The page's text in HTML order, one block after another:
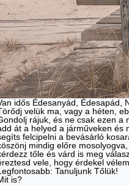
idős Édesanyád, Édesapád,
velük ma, vagy a héten,
rájuk, és ne csak ezen a
át a helyed a járműveken és
felcipelni a bevásárló
mindig előre mosolyogva,
tőle és várd is meg
vele, hogy érdekel
Tanuljunk Tőlük!
is?